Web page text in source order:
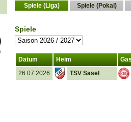
Spiele (Liga) Spiele (Pokal)
Spiele
Datum Heim
26.07.2026
TSV Sasel